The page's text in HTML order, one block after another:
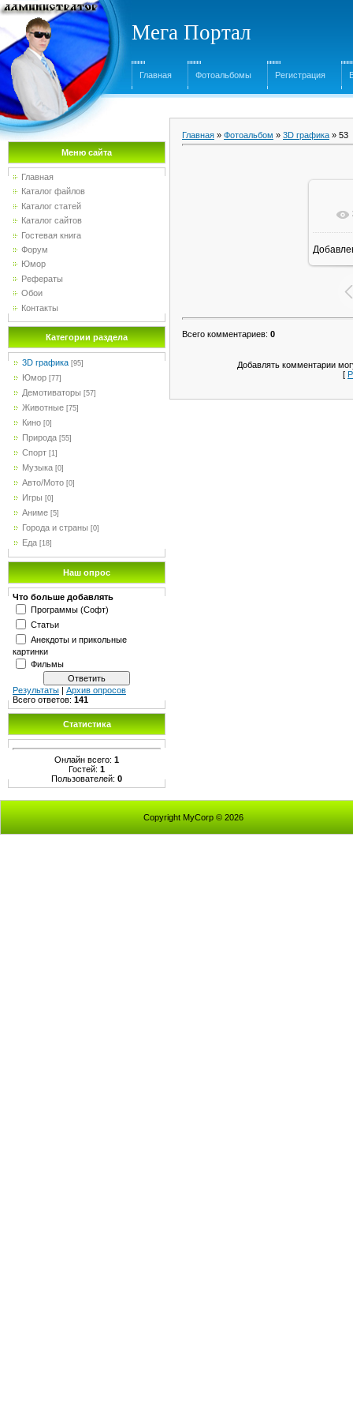
Мега Портал
Главная Фотоальбомы Регистрация
Меню сайта
Главная
Каталог файлов
Каталог статей
Каталог сайтов
Гостевая книга
Форум
Юмор
Рефераты
Обои
Контакты
Категории раздела
3D графика [95]
Юмор [77]
Демотиваторы [57]
Животные [75]
Кино [0]
Природа [55]
Спорт [1]
Музыка [0]
Авто/Мото [0]
Игры [0]
Аниме [5]
Города и страны [0]
Еда [18]
Наш опрос
Что больше добавлять
Программы (Софт)
Статьи
Анекдоты и прикольные
картинки
Фильмы
Результаты | Архив опросов
Всего ответов: 141
Статистика
Онлайн всего: 1
Гостей: 1
Пользователей: 0
Главная » Фотоальбом » 3D графика » 53
Всего комментариев: 0
Добавлять комментарии
[
Copyright MyCorp © 2026